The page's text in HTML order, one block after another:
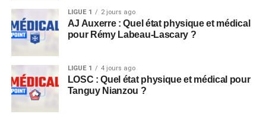
LIGUE 1 2 jours ago
AJ Auxerre : Quel état physique et médical
pour Rémy Labeau-Lascary ?
LIGUE 1 4 jours ago
LOSC : Quel état physique et médical pour
Tanguy Nianzou ?